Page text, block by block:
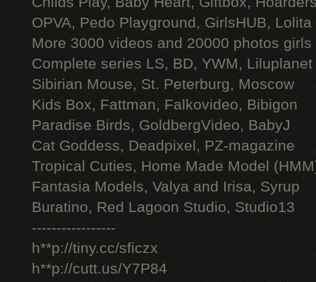
OPVA, Pedo Playground, GirlsHUB, Lolita
More 3000 videos and 20000 photos
Complete series LS, BD, YWM, Liluplanet
Sibirian Mouse, St. Peterburg, Moscow
Kids Box, Fattman, Falkovideo, Bibigon
Paradise Birds, GoldbergVideo, BabyJ
Cat Goddess, Deadpixel, PZ-magazine
Tropical Cuties, Home Made Model
Fantasia Models, Valya and Irisa, Syrup
Buratino, Red Lagoon Studio, Studio13
-----------------
h**p://tiny.cc/sficzx
h**p://cutt.us/Y7P84